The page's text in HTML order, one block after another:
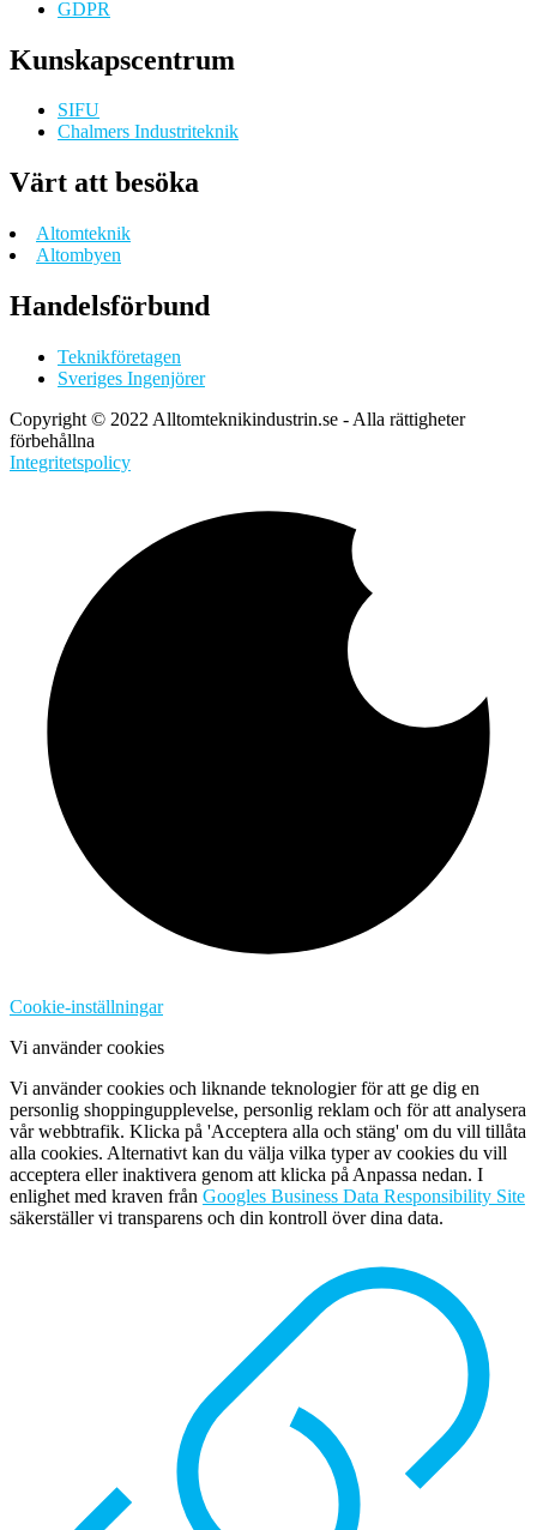
GDPR
Kunskapscentrum
SIFU
Chalmers Industriteknik
Värt att besöka
Altomteknik
Altombyen
Handelsförbund
Teknikföretagen
Sveriges Ingenjörer
Copyright © 2022 Alltomteknikindustrin.se - Alla rättigheter
förbehållna
Integritetspolicy
Cookie-inställningar
Vi använder cookies
Vi använder cookies och liknande teknologier för att ge dig en
personlig shoppingupplevelse, personlig reklam och för att analysera
vår webbtrafik. Klicka på 'Acceptera alla och stäng' om du vill tillåta
alla cookies. Alternativt kan du välja vilka typer av cookies du vill
acceptera eller inaktivera genom att klicka på Anpassa nedan. I
enlighet med kraven från Googles Business Data Responsibility Site
säkerställer vi transparens och din kontroll över dina data.